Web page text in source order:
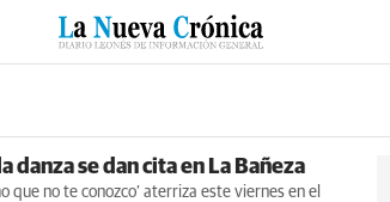
CULTURAS ESPECIALES DEPORTES
danza se dan cita en La Bañeza
que no te conozco’ aterriza este viernes en el